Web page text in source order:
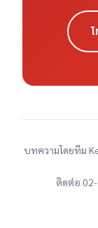
บทความโดยทีม
ติดต่อ 02-